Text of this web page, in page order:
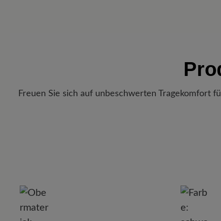
Freuen Sie sich auf unbeschwerten Tragekomfort